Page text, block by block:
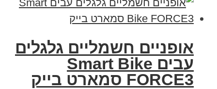
אופניים חשמליים גלגלים
עבים Smart Bike
FORCE3 סמארט בייק